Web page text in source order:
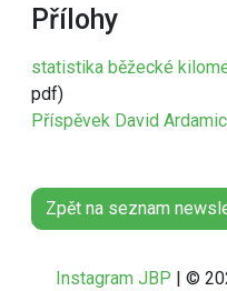
Přílohy
statistika běžecké
pdf)
Příspěvek David
Zpět na seznam
Instagram JBP | ©